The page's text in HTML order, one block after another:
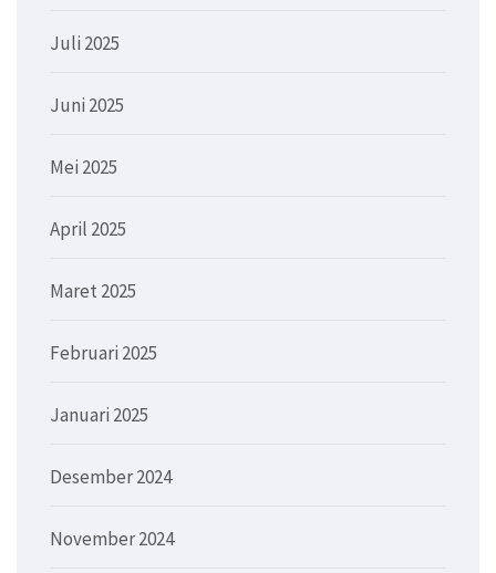
Juli 2025
Juni 2025
Mei 2025
April 2025
Maret 2025
Februari 2025
Januari 2025
Desember 2024
November 2024